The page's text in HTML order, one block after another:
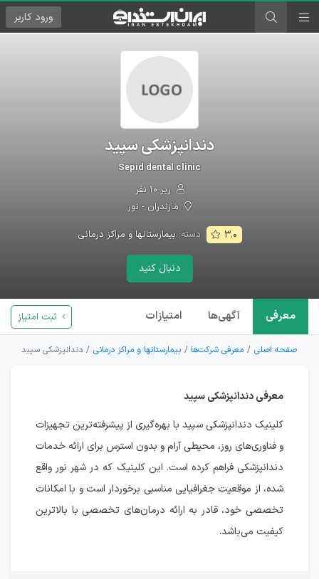
ورود کاربر
دندانپزشکی سپید
Sepid dental clinic
زیر ۱۰ نفر
مازندران - نور
۳.۰ دسته:بیمارستانها و مراکز درمانی
دنبال کنید
معرفی آگهی‌ها امتیازات ثبت امتیاز
صفحه اصلی معرفی شرکت‌ها بیمارستانها و مراکز درمانی دندانپزشکی سپید
معرفی دندانپزشکی سپید
کلینیک دندانپزشکی سپید با بهره‌گیری از پیشرفته‌ترین تجهیزات
و فناوری‌های روز، محیطی آرام و بدون استرس برای ارائه خدمات
دندانپزشکی فراهم کرده است. این کلینیک که در شهر نور واقع
شده، از موقعیت جغرافیایی مناسبی برخوردار است و با امکانات
تخصصی خود، قادر به ارائه درمان‌های تخصصی با بالاترین
کیفیت می‌باشد.